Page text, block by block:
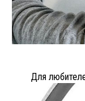
Для